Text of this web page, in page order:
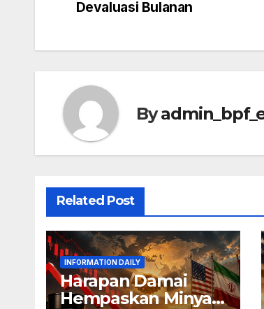
navigation
Devaluasi Bulanan
By
Related Post
INFORMATION DAILY
Harapan Damai
Hempaskan Minyak